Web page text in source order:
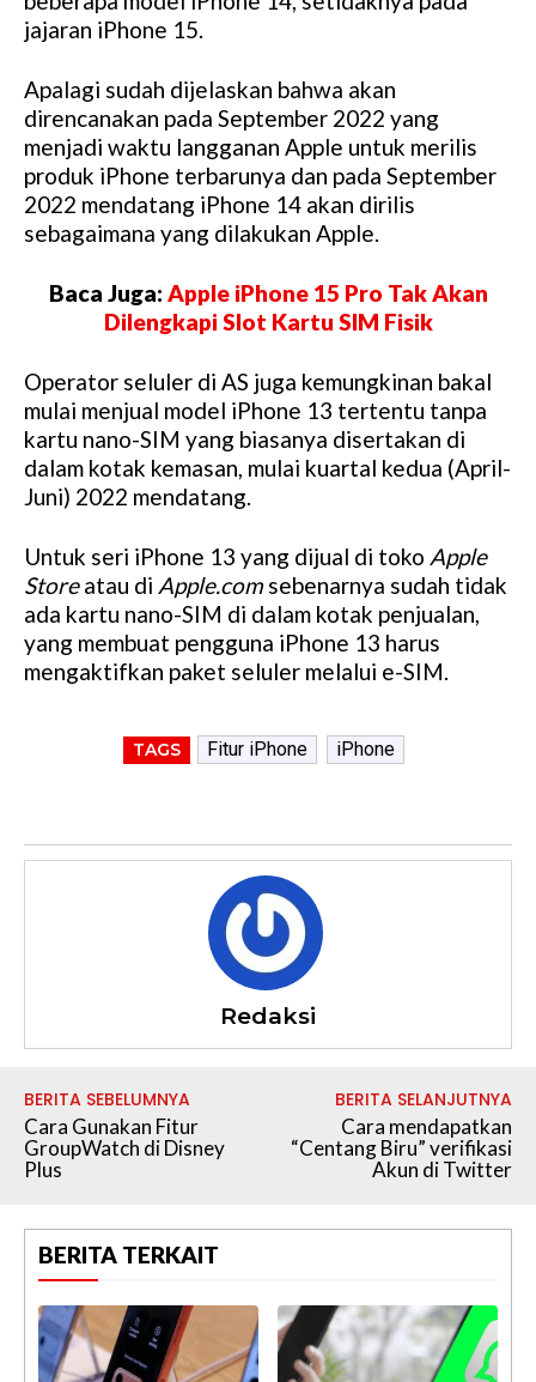
jajaran iPhone 15.
Apalagi sudah dijelaskan bahwa akan
direncanakan pada September 2022 yang
menjadi waktu langganan Apple untuk merilis
produk iPhone terbarunya dan pada September
2022 mendatang iPhone 14 akan dirilis
sebagaimana yang dilakukan Apple.
Baca Juga: Apple iPhone 15 Pro Tak Akan
Dilengkapi Slot Kartu SIM Fisik
Operator seluler di AS juga kemungkinan bakal
mulai menjual model iPhone 13 tertentu tanpa
kartu nano-SIM yang biasanya disertakan di
dalam kotak kemasan, mulai kuartal kedua (April-
Juni) 2022 mendatang.
Untuk seri iPhone 13 yang dijual di toko Apple
Storeatau di Apple.comsebenarnya sudah tidak
ada kartu nano-SIM di dalam kotak penjualan,
yang membuat pengguna iPhone 13 harus
mengaktifkan paket seluler melalui e-SIM.
TAGS Fitur iPhone iPhone
Redaksi
BERITA SEBELUMNYA
Cara Gunakan Fitur
GroupWatch di Disney
Plus
BERITA SELANJUTNYA
Cara mendapatkan
“Centang Biru” verifikasi
Akun di Twitter
BERITA TERKAIT